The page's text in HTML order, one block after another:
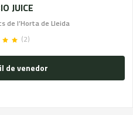
JUICE
de l’Horta de Lleida
(2)
de venedor